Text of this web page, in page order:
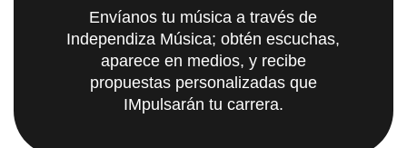
Envíanos tu música a través de
Independiza Música; obtén escuchas,
aparece en medios, y recibe
propuestas personalizadas que
IMpulsarán tu carrera.